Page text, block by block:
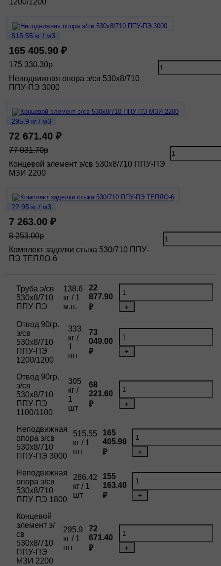
1200/1200
515.55 кг / м3
165 405.90 ₽
175 330.30р
Неподвижная опора э/св 530х8/710
ППУ-ПЭ 3000
295.9 кг / м3
72 671.40 ₽
77 031.70р
Концевой элемент э/св 530х8/710 ППУ-ПЭ
МЗИ 2200
22.95 кг / м3
7 263.00 ₽
8 253.00р
Комплект заделки стыка 530/710 ППУ-
ПЭ ТЕПЛО-6
Труба э/св
530х8/710
ППУ-ПЭ
138.6
кг / 1
м.п.
22
877.90
₽
+
Отвод 90гр.
э/св
530х8/710
ППУ-ПЭ
1200/1200
333
кг /
1
шт
73
049.00
₽
+
Отвод 90гр.
э/св
530х8/710
ППУ-ПЭ
1100/1100
305
кг /
1
шт
68
221.60
₽
+
Неподвижная
опора э/св
530х8/710
ППУ-ПЭ 3000
515.55
кг / 1
шт
165
405.90
₽
+
Неподвижная
опора э/св
530х8/710
ППУ-ПЭ 1800
286.42
кг / 1
шт
155
163.40
₽
+
Концевой
элемент э/
св
530х8/710
ППУ-ПЭ
МЗИ 2200
295.9
кг / 1
шт
72
671.40
₽
+